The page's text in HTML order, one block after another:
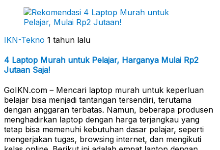
IKN-Tekno 1 tahun lalu
4 Laptop Murah untuk Pelajar, Harganya Mulai Rp2
Jutaan Saja!
GoIKN.com – Mencari laptop murah untuk keperluan
belajar bisa menjadi tantangan tersendiri, terutama
dengan anggaran terbatas. Namun, beberapa produsen
menghadirkan laptop dengan harga terjangkau yang
tetap bisa memenuhi kebutuhan dasar pelajar, seperti
mengerjakan tugas, browsing internet, dan mengikuti